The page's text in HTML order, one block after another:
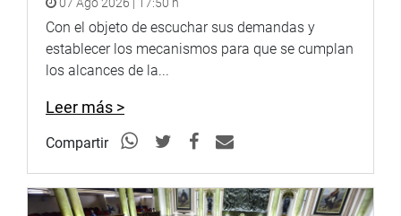
congresistas como Alejandro Aguinaga, Javier Velásquez,
Daniel Abugattas, Martin Rivas y otros que pidieron
asegurar que el objeto de la expropiación sea asegurar la
comerciantes que laboran allí sean los verdaderos
parlamentario Virgilio Acuña indicó que los límites de los
puestos serán incluidos en el expediente de expropiación,
Con el objeto de escuchar sus demandas y
establecer los mecanismos para que se cumplan
los alcances de la...
Leer más >
Compartir